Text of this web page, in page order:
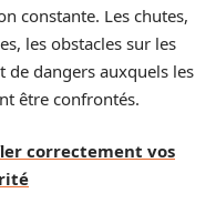
constante. Les chutes,
les obstacles sur les
de dangers auxquels les
être confrontés.
correctement vos